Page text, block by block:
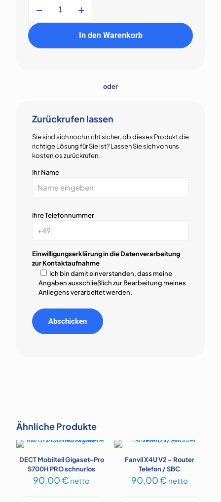
D713
In den Warenkorb
oder
Zurückrufen lassen
Sie sind sich noch nicht sicher, ob dieses Produkt die
richtige Lösung für Sie ist? Lassen Sie sich von uns
kostenlos zurückrufen.
Ihr Name
Ihre Telefonnummer
Einwilligungserklärung in die Datenverarbeitung
zur Kontaktaufnahme
Ich bin damit einverstanden, dass meine
Angaben ausschließlich zur Bearbeitung meines
Anliegens verarbeitet werden.
Ähnliche Produkte
DECT Mobilteil Gigaset-Pro
S700H PRO schnurlos
90,00€ netto
Fanvil X4U V2 – Router
Telefon / SBC
90,00€ netto